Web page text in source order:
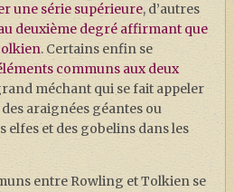
une série supérieure, d’autres
deuxième degré affirmant que
. Certains enfin se
communs aux deux
méchant qui se fait appeler
araignées géantes ou
elfes et des gobelins dans les
entre Rowling et Tolkien se